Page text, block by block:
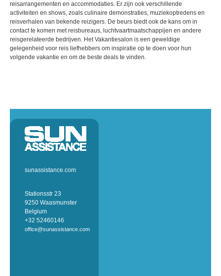
reisarrangementen en accommodaties. Er zijn ook verschillende
activiteiten en shows, zoals culinaire demonstraties, muziekoptredens en
reisverhalen van bekende reizigers. De beurs biedt ook de kans om in
contact te komen met reisbureaus, luchtvaartmaatschappijen en andere
reisgerelateerde bedrijven. Het Vakantiesalon is een geweldige
gelegenheid voor reis liefhebbers om inspiratie op te doen voor hun
volgende vakantie en om de beste deals te vinden.
sunassistance.com
Stationsstr 23
9250 Waasmunster
Belgium
+32 52460146
office@sunassistance.com